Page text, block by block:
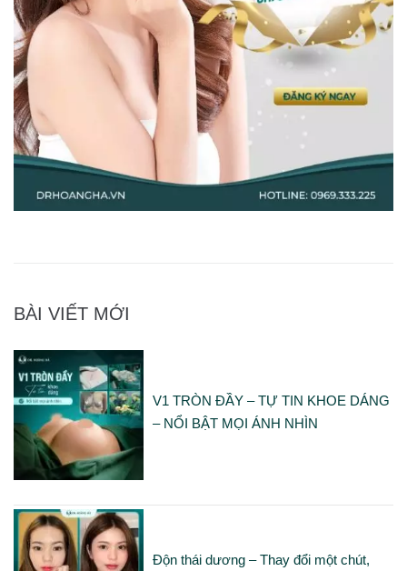
BÀI VIẾT MỚI
V1 TRÒN ĐẦY – TỰ TIN KHOE DÁNG
– NỔI BẬT MỌI ÁNH NHÌN
Độn thái dương – Thay đổi một chút,